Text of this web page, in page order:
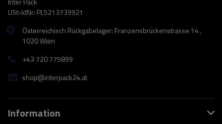
USt-IdNr: PL5213739921
Österreichisch Rückgabelager: Franzensbrückenstrasse 14 ,
1020 Wien
+43 720 775899
shop@interpack24.at
Information